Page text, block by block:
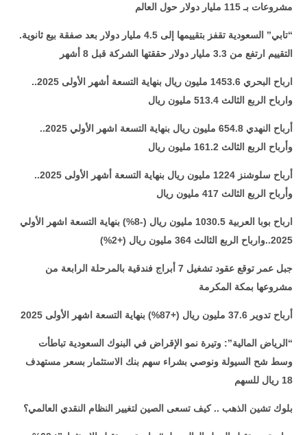
مشروعات بـ 115 مليار دولار حول العالم
“
تابي” السعودية تقفز بتقييمها إلى 4.5 مليار دولار بعد صفقة بيع ثانوية.
التقييم ارتفع من 3.3 مليار دولار حققتها الشركة قبل 8 أشهر
ارباح البحري 1453.6 مليون ريال بنهاية التسعة أشهر الأولى 2025..
وارباح الربع الثالث 513.4 مليون ريال
أرباح النهدي 654.8 مليون ريال بنهاية التسعة اشهر الأولي 2025..
وأرباح الربع الثالث 161.2 مليون ريال
أرباح سلوشنز 1224 مليون ريال بنهاية التسعة أشهر الأولى 2025..
وأرباح الربع الثالث 417 مليون ريال
ارباح بوبا العربية 1030.5 مليون ريال (-8%) بنهاية التسعة اشهر الأولي
2025..وارباح الربع الثالث 364 مليون ريال (+2%)
جبل عمر توقع عقود تشغيل 7 أبراج فندقية بالمرحلة الرابعة من
مشروعها بمكة المكرمة
أرباح تدوير 37.6 مليون ريال (+87%) بنهاية التسعة اشهر الأولى 2025
“الرياض المالية”: وتيرة نمو الإقراض في البنوك السعودية تباطأت
وسط شح السيولة ونوصي بشراء سهم بنك الاستثمار بسعر مستهدف
18 ريال للسهم
بلوك تشين الذهب .. كيف تسعى الصين لتغيير النظام النقدي العالمي؟